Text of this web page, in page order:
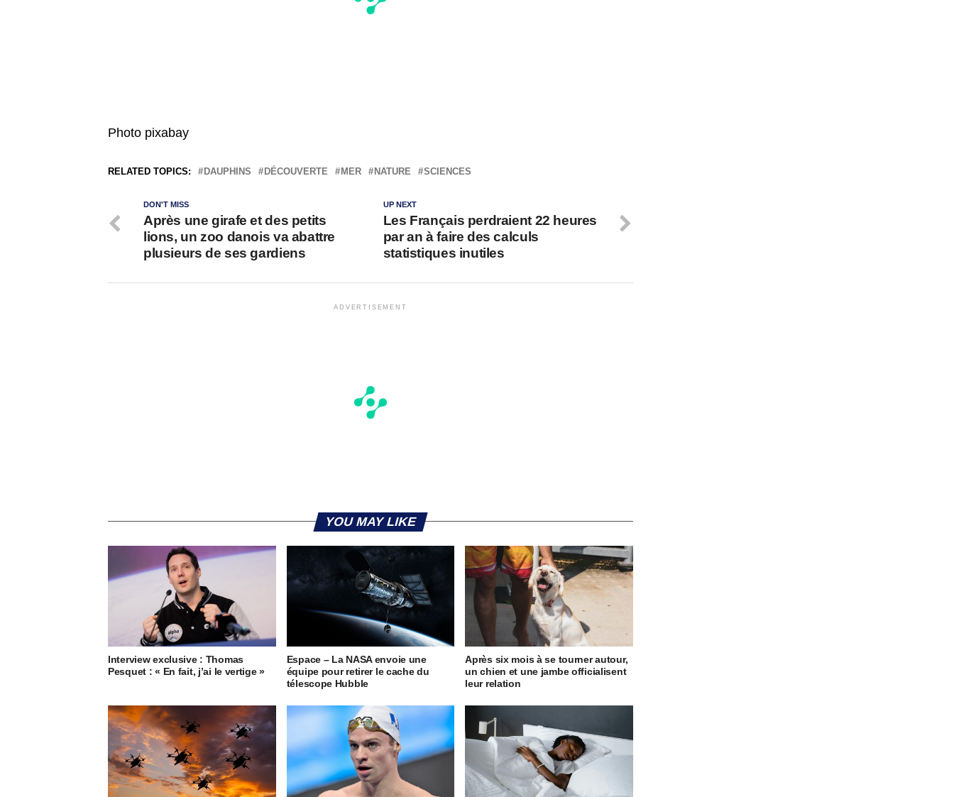
Photo pixabay
RELATED TOPICS: DAUPHINS DÉCOUVERTE MER NATURE SCIENCES
UP NEXT
Les Français perdraient 22 heures
par an à faire des calculs
statistiques inutiles
DON'T MISS
Après une girafe et des petits
lions, un zoo danois va abattre
plusieurs de ses gardiens
ADVERTISEMENT
YOU MAY LIKE
Interview exclusive : Thomas
Pesquet : « En fait, j’ai le vertige »
Espace – La NASA envoie une
équipe pour retirer le cache du
télescope Hubble
Après six mois à se tourner autour,
un chien et une jambe officialisent
leur relation